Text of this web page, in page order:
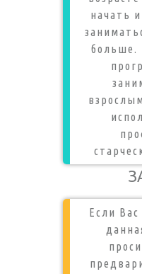
начать
больше.
Если Вас